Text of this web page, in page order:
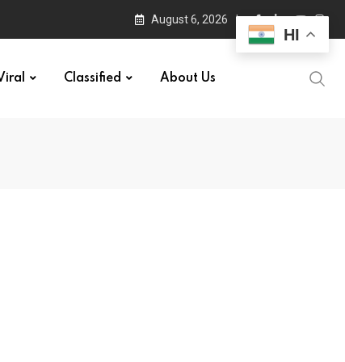
August 6, 2026
Classified About Us
HI